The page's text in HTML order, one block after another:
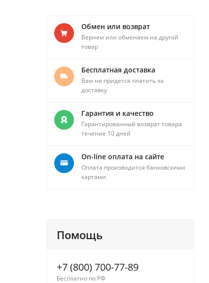
Обмен или возврат
Вернем или обменяем на другой
товар
Бесплатная доставка
Вам не придется платить за
доставку
Гарантия и качество
Гарантированный возврат товара
течение 10 дней
On-line оплата на сайте
Оплата производится банковскими
картами
Помощь
+7 (800) 700-77-89
Бесплатно по РФ